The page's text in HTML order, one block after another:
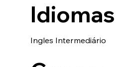
Idiomas
Ingles Intermediário